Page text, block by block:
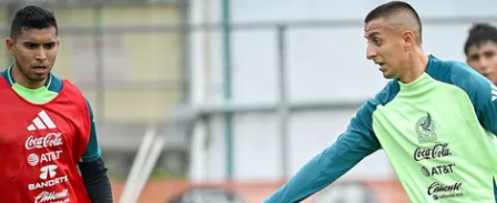
La aceptación de una de las ofertas presentadas en esta página
puede dar lugar a un pago aVamos Azul. Este pago puede influir en
cómo y dónde aparecen los operadores de juego en la página y en el
orden en que aparecen, pero no influye en nuestras evaluaciones.